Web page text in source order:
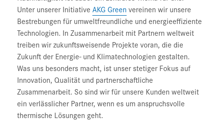
Unter unserer Initiative AKG Green vereinen wir unsere
Bestrebungen für umweltfreundliche und energieeffiziente
Technologien. In Zusammenarbeit mit Partnern weltweit
treiben wir zukunftsweisende Projekte voran, die die
Zukunft der Energie- und Klimatechnologien gestalten.
Was uns besonders macht, ist unser stetiger Fokus auf
Innovation, Qualität und partnerschaftliche
Zusammenarbeit. So sind wir für unsere Kunden weltweit
ein verlässlicher Partner, wenn es um anspruchsvolle
thermische Lösungen geht.